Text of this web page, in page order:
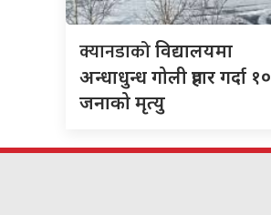
क्यानडाकोविद्यालयमा
अन्धाधुन्ध गोली प्रहार गर्दा १०
जनाको मृत्यु